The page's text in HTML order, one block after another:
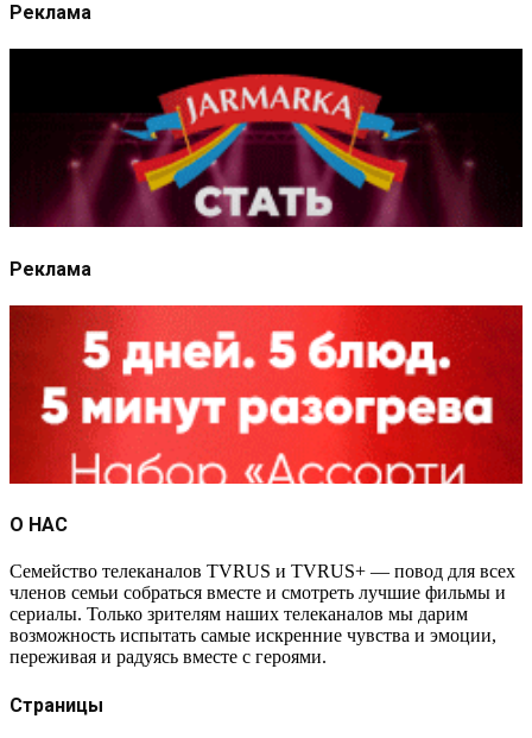
Реклама
Реклама
О НАС
Семейство телеканалов TVRUS и TVRUS+ — повод для всех
членов семьи собраться вместе и смотреть лучшие фильмы и
сериалы. Только зрителям наших телеканалов мы дарим
возможность испытать самые искренние чувства и эмоции,
переживая и радуясь вместе с героями.
Страницы